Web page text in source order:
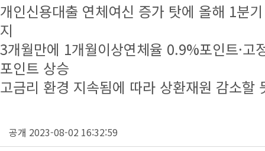
개인신용대출 연체여신 증가 탓에 올해 1분
지
3개월만에 1개월이상연체율 0.9%포인트·고
포인트 상승
고금리 환경 지속됨에 따라 상환재원 감소할
공개 2023-08-02 16:32:59